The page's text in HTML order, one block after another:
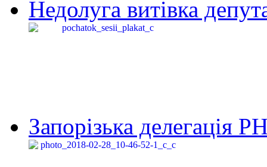
Недолуга витівка
Запорізька делегація